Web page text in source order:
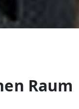
Raum